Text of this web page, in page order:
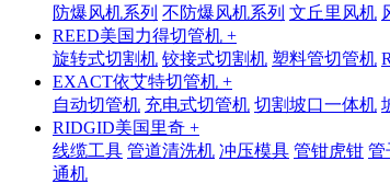
防爆风机系列 不防爆风机系列 文丘里风机
REED美国力得切管机 +
旋转式切割机 铰接式切割机 塑料管切管机
EXACT依艾特切管机 +
自动切管机 充电式切管机 切割坡口一体机
RIDGID美国里奇 +
线缆工具 管道清洗机 冲压模具 管钳虎钳 管
通机